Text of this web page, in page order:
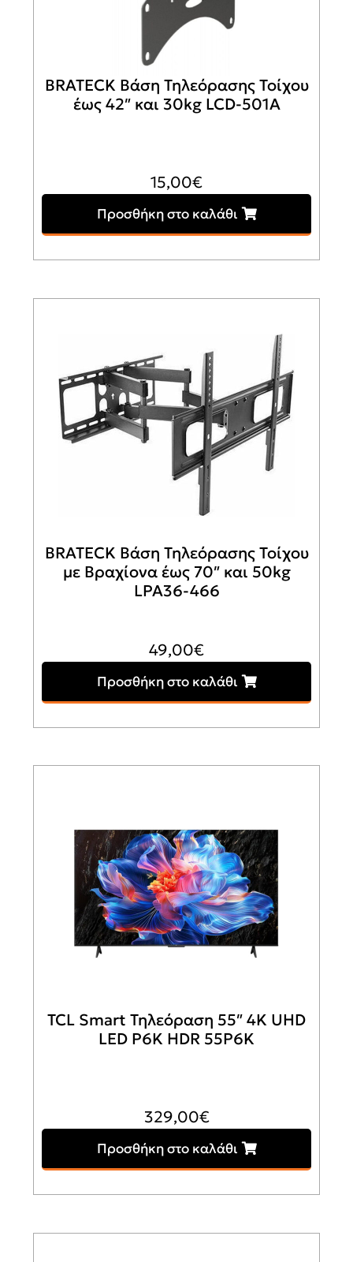
BRATECK Βάση Τηλεόρασης Τοίχου
έως 42″ και 30kg LCD-501A
15,00€
Προσθήκη στο καλάθι
BRATECK Βάση Τηλεόρασης Τοίχου
με Βραχίονα έως 70″ και 50kg
LPA36-466
49,00€
Προσθήκη στο καλάθι
TCL Smart Τηλεόραση 55″ 4K UHD
LED P6K HDR 55P6K
329,00€
Προσθήκη στο καλάθι